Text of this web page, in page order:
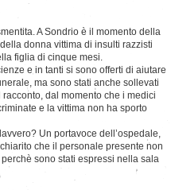
A Sondrio è il momento della
donna vittima di insulti razzisti
figlia di cinque mesi.
e in tanti si sono offerti di aiutare
ma sono stati anche sollevati
dal momento che i medici
e la vittima non ha sporto
Un portavoce dell’ospedale,
che il personale presente non
sono stati espressi nella sala